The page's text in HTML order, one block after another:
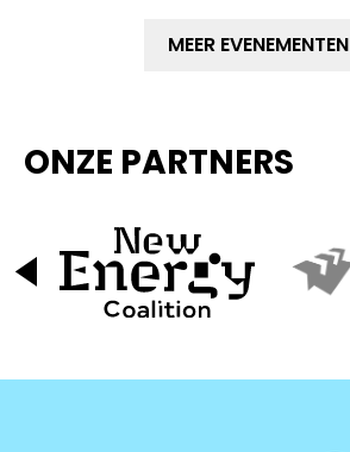
MEER EVENEMENTEN
ONZE PARTNERS